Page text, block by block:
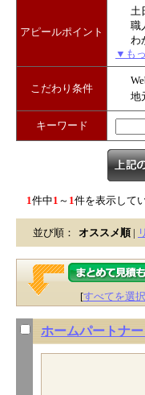
アピールポイント
土
職
わ
▼も
こだわり条件
地
キーワード
1件中1 ～ 1件を表示して
並び順： オススメ順 |
[すべてを選択
ホームパートナ